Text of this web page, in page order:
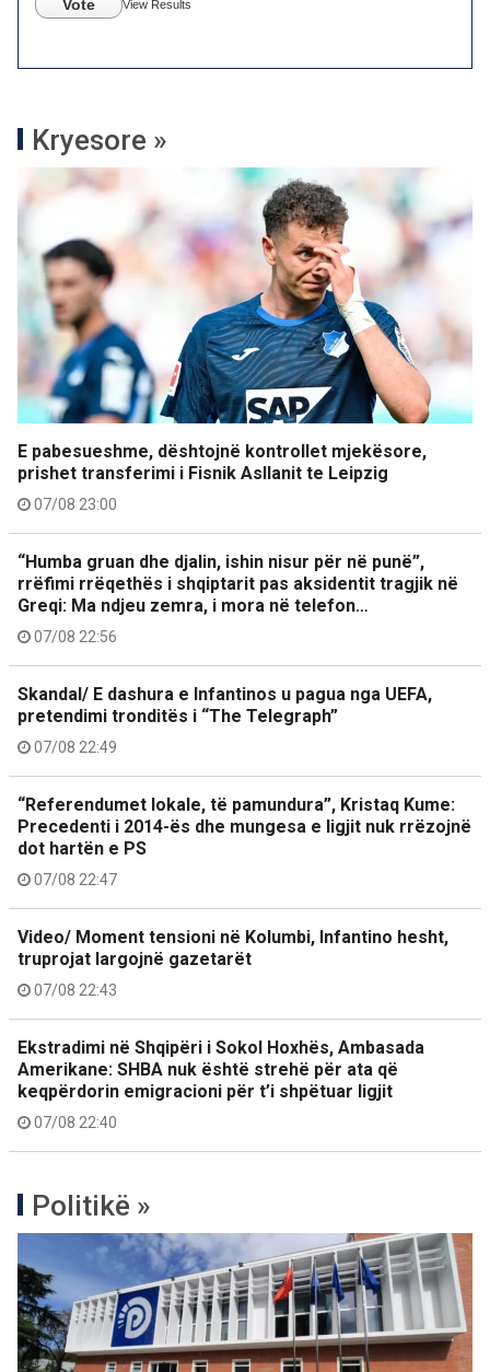
Vote View Results
Kryesore »
E pabesueshme, dështojnë kontrollet mjekësore,
prishet transferimi i Fisnik Asllanit te Leipzig
07/08 23:00
“Humba gruan dhe djalin, ishin nisur për në punë”,
rrëfimi rrëqethës i shqiptarit pas aksidentit tragjik në
Greqi: Ma ndjeu zemra, i mora në telefon…
07/08 22:56
Skandal/ E dashura e Infantinos u pagua nga UEFA,
pretendimi tronditës i “The Telegraph”
07/08 22:49
“Referendumet lokale, të pamundura”, Kristaq Kume:
Precedenti i 2014-ës dhe mungesa e ligjit nuk rrëzojnë
dot hartën e PS
07/08 22:47
Video/ Moment tensioni në Kolumbi, Infantino hesht,
truprojat largojnë gazetarët
07/08 22:43
Ekstradimi në Shqipëri i Sokol Hoxhës, Ambasada
Amerikane: SHBA nuk është strehë për ata që
keqpërdorin emigracioni për t’i shpëtuar ligjit
07/08 22:40
Politikë »